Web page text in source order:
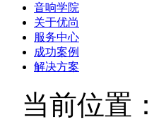
音响学院
关于优尚
服务中心
成功案例
解决方案
当前位置：